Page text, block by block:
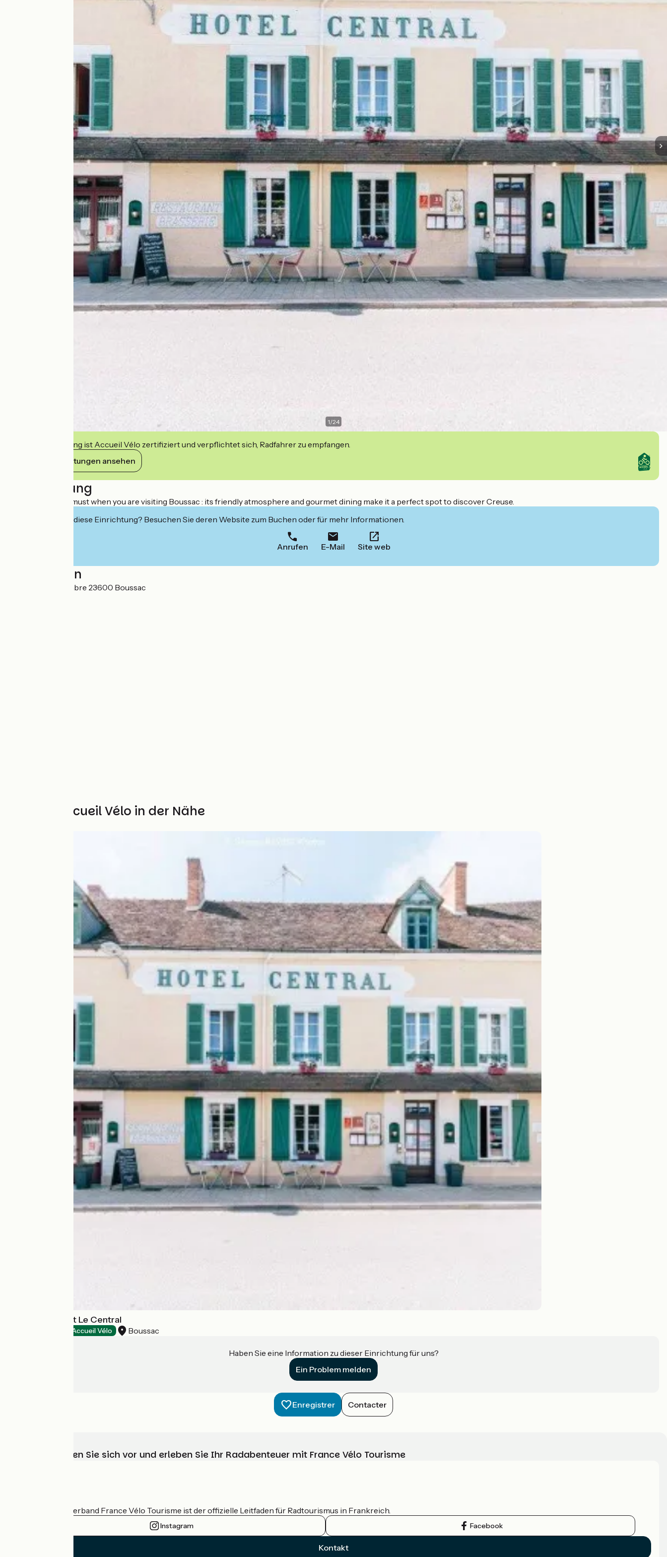
1/24
Diese Einrichtung ist Accueil Vélo zertifiziert und verpflichtet sich, Radfahrer zu empfangen.
Ihre Verpflichtungen ansehen
Beschreibung
Central hotel is a must when you are visiting Boussac : its friendly atmosphere and gourmet dining make it a perfect spot to discover Creuse.
Interessiert Sie diese Einrichtung? Besuchen Sie deren Website zum Buchen oder für mehr Informationen.
Anrufen E-Mail Site web
Localisation
4 Rue du 11 Novembre 23600 Boussac
Weitere Accueil Vélo in der Nähe
Hôtel restaurant Le Central
Accueil Vélo Boussac
Haben Sie eine Information zu dieser Einrichtung für uns?
Ein Problem melden
Enregistrer Contacter
Wählen, bereiten Sie sich vor und erleben Sie Ihr Radabenteuer mit France Vélo Tourisme
Der nationale Verband France Vélo Tourisme ist der offizielle Leitfaden für Radtourismus in Frankreich.
Instagram Facebook
Kontakt